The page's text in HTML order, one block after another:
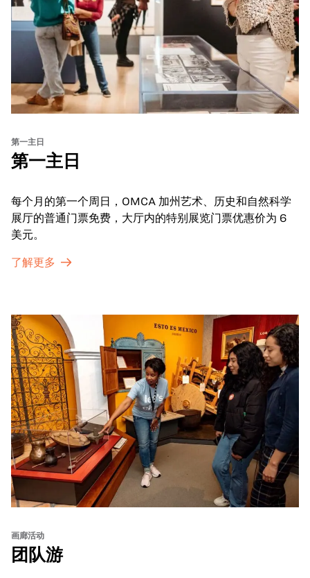
第一主日
第一主日
每个月的第一个周日，OMCA 加州艺术、历史和自然科学
展厅的普通门票免费，大厅内的特别展览门票优惠价为 6
美元。
了解更多
画廊活动
团队游